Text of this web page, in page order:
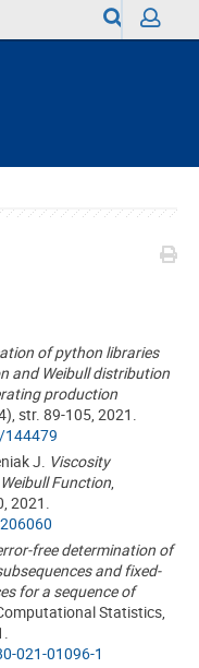
of python libraries
and Weibull distribution
production
str. 89-105, 2021.
J. Viscosity
Function,
2021.
free determination of
and fixed-
for a sequence of
Statistics,
021-01096-1